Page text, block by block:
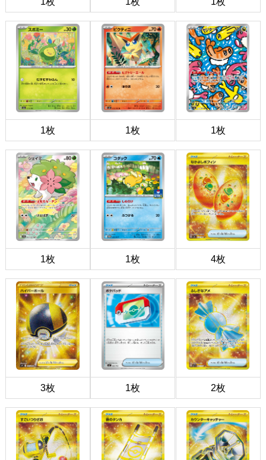
1枚 1枚 1枚
1枚 1枚 4枚
3枚 1枚 2枚